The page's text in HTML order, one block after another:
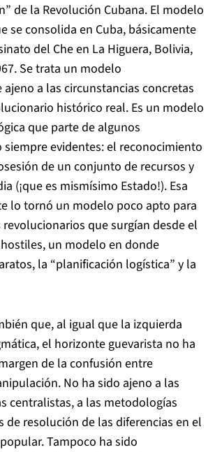
de la Revolución Cubana. El modelo
se consolida en Cuba, básicamente
del Che en La Higuera, Bolivia,
Se trata un modelo
a las circunstancias concretas
histórico real. Es un modelo
que parte de algunos
evidentes: el reconocimiento
de un conjunto de recursos y
(¡que es mismísimo Estado!). Esa
lo tornó un modelo poco apto para
que surgían desde el
un modelo en donde
la “planificación logística” y la
que, al igual que la izquierda
el horizonte guevarista no ha
de la confusión entre
No ha sido ajeno a las
centralistas, a las metodologías
de resolución de las diferencias en el
Tampoco ha sido